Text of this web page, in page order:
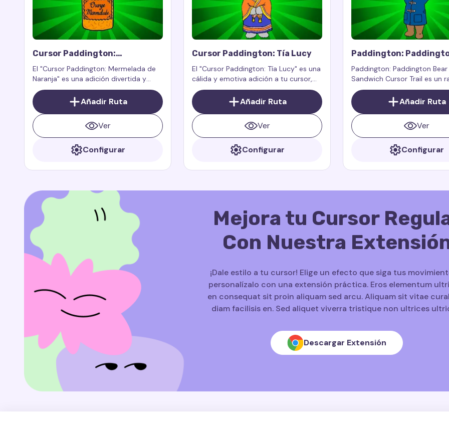
Cursor Paddington:
Mermelada De Naranja
El "Cursor Paddington: Mermelada de
Naranja" es una adición divertida y
vibrante a tu cursor personalizado, que
aporta una atmósfera cálida y amor
por la mermelada de naranja, al igual
que el querido oso Paddington.
Añadir Ruta
Ver
Configurar
Cursor Paddington: Tía Lucy
El "Cursor Paddington: Tía Lucy" es una
cálida y emotiva adición a tu cursor,
que lleva el encanto y la sabiduría de la
tía Lucy de las historias de Paddington
directamente a tu pantalla.
Añadir Ruta
Ver
Configurar
Paddington:
With Sandwich Cursor
Paddington: Paddington
Sandwich Cursor Trail es un
cursor personalizado
famoso personaje
de Perú de los libros y
animadas Paddington
Añadir Ruta
Ver
Configurar
Mejora tu Cursor
Con Nuestra
¡Dale estilo a tu cursor! Elige un efecto que siga tus
personalízalo con una extensión práctica. Eros elementum
en consequat sit proin aliquam sed arcu. Aliquam sit vitae
diam facilisis en. Sed aliquet viverra tristique non ultrices
Descargar Extensión